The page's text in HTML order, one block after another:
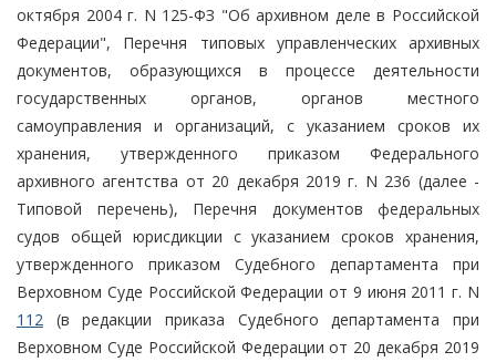
октября 2004 г. N 125-ФЗ "Об архивном деле в Российской
Федерации", Перечня типовых управленческих архивных
документов, образующихся в процессе деятельности
государственных органов, органов местного
самоуправления и организаций, с указанием сроков их
хранения, утвержденного приказом Федерального
архивного агентства от 20 декабря 2019 г. N 236 (далее -
Типовой перечень), Перечня документов федеральных
судов общей юрисдикции с указанием сроков хранения,
утвержденного приказом Судебного департамента при
Верховном Суде Российской Федерации от 9 июня 2011 г. N
112 (в редакции приказа Судебного департамента при
Верховном Суде Российской Федерации от 20 декабря 2019